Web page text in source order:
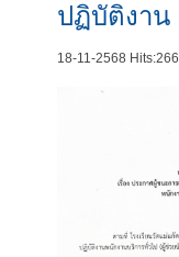
ปฏิบัติงาน
18-11-2568 Hits:266